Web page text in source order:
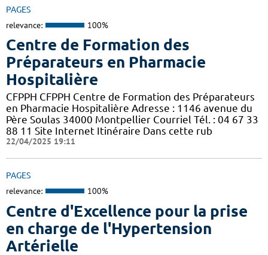
PAGES
relevance: 100%
Centre de Formation des
Préparateurs en Pharmacie
Hospitalière
CFPPH CFPPH Centre de Formation des Préparateurs
en Pharmacie Hospitalière Adresse : 1146 avenue du
Père Soulas 34000 Montpellier Courriel Tél. : 04 67 33
88 11 Site Internet Itinéraire Dans cette rub
22/04/2025 19:11
PAGES
relevance: 100%
Centre d'Excellence pour la prise
en charge de l'Hypertension
Artérielle